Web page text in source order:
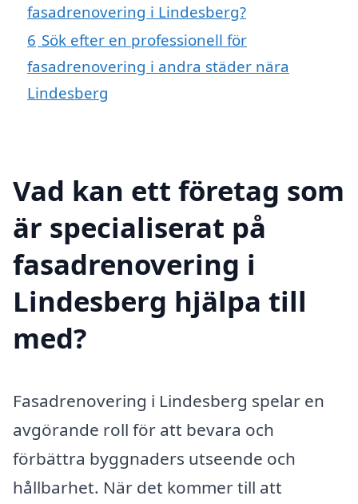
fasadrenovering i Lindesberg?
6 Sök efter en professionell för
fasadrenovering i andra städer nära
Lindesberg
Vad kan ett företag som
är specialiserat på
fasadrenovering i
Lindesberg hjälpa till
med?
Fasadrenovering i Lindesberg spelar en
avgörande roll för att bevara och
förbättra byggnaders utseende och
hållbarhet. När det kommer till att